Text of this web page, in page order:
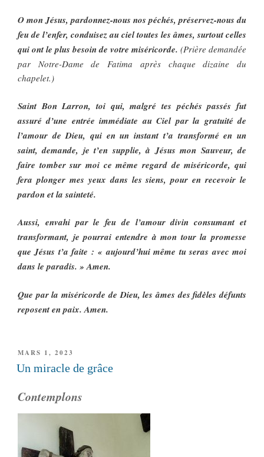
O mon Jésus, pardonnez-nous nos péchés, préservez-nous du
feu de l’enfer, conduisez au ciel toutes les âmes, surtout celles
qui ont le plus besoin de votre miséricorde. (Prière demandée
par Notre-Dame de Fatima après chaque dizaine du
chapelet.)
Saint Bon Larron, toi qui, malgré tes péchés passés fut
assuré d’une entrée immédiate au Ciel par la gratuité de
l’amour de Dieu, qui en un instant t’a transformé en un
saint, demande, je t’en supplie, à Jésus mon Sauveur, de
faire tomber sur moi ce même regard de miséricorde, qui
fera plonger mes yeux dans les siens, pour en recevoir le
pardon et la sainteté.
Aussi, envahi par le feu de l’amour divin consumant et
transformant, je pourrai entendre à mon tour la promesse
que Jésus t’a faite : « aujourd’hui même tu seras avec moi
dans le paradis. » Amen.
Que par la miséricorde de Dieu, les âmes des fidèles défunts
reposent en paix. Amen.
PUBLIÉ
LE
MARS 1, 2023
Un miracle de grâce
Contemplons